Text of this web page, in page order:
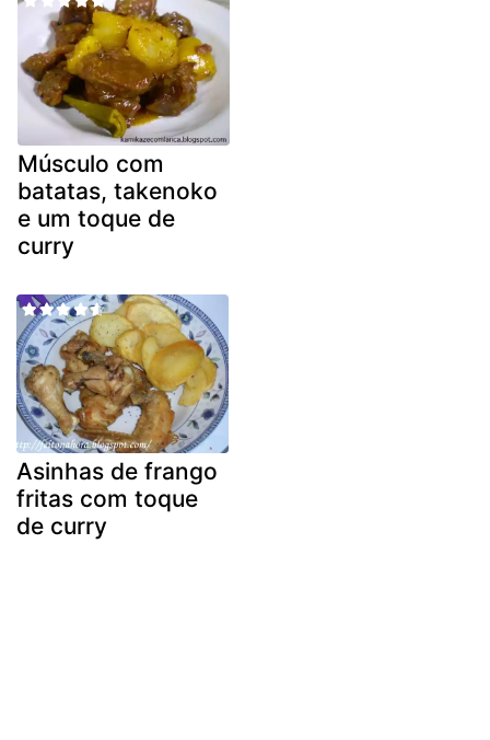
Músculo com
batatas, takenoko
e um toque de
curry
Asinhas de frango
fritas com toque
de curry